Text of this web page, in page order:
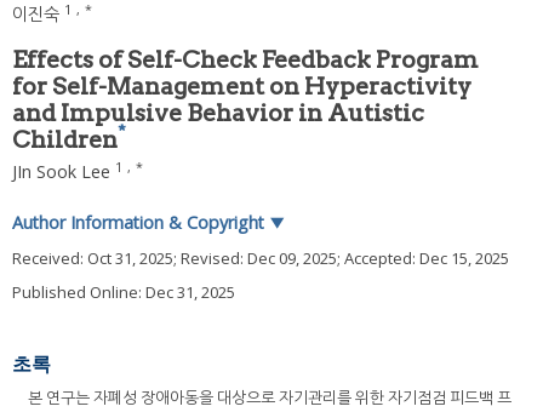
이진숙 1 , *
Effects of Self-Check Feedback Program
for Self-Management on Hyperactivity
and Impulsive Behavior in Autistic
Children*
JIn Sook Lee 1 , *
Author Information & Copyright ▼
Received: Oct 31, 2025; Revised: Dec 09, 2025; Accepted: Dec 15, 2025
Published Online: Dec 31, 2025
초록
본 연구는 자폐성 장애아동을 대상으로 자기관리를 위한 자기점검 피드백 프